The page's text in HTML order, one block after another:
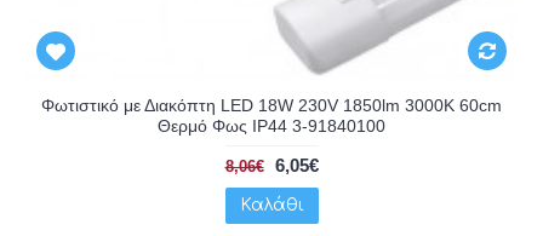
Φωτιστικό με Διακόπτη LED 18W 230V 1850lm 3000K 60cm
Θερμό Φως IP44 3-91840100
8,06€ 6,05€
Καλάθι